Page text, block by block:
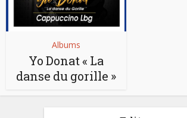
Albums
Yo Donat « La
danse du gorille »